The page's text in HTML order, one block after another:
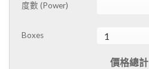
度數 (Power)
Boxes
價格總計